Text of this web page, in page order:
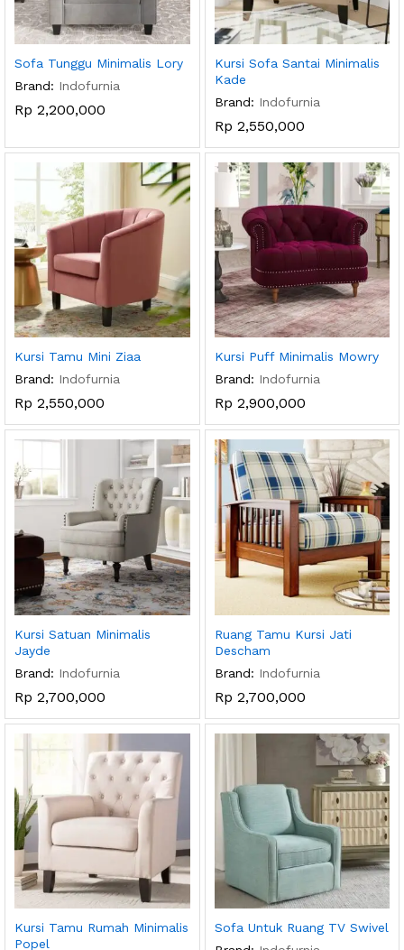
Sofa Tunggu Minimalis Lory
Brand: Indofurnia
Rp 2,200,000
Kursi Sofa Santai Minimalis
Kade
Brand: Indofurnia
Rp 2,550,000
Kursi Tamu Mini Ziaa
Brand: Indofurnia
Rp 2,550,000
Kursi Puff Minimalis Mowry
Brand: Indofurnia
Rp 2,900,000
Kursi Satuan Minimalis
Jayde
Brand: Indofurnia
Rp 2,700,000
Ruang Tamu Kursi Jati
Descham
Brand: Indofurnia
Rp 2,700,000
Kursi Tamu Rumah Minimalis
Popel
Sofa Untuk Ruang TV Swivel